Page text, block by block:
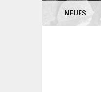
NEUES